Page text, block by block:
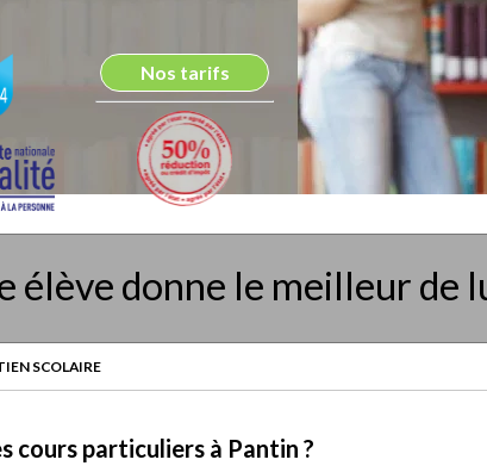
Nos tarifs
élève donne le meilleur de
SCOLAIRE
cours particuliers à Pantin ?